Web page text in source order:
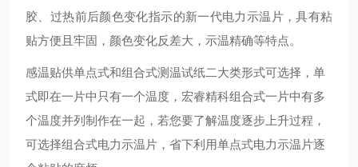
胶、过热前后颜色变化指示的新一代电力示温片，具有粘
贴方便且牢固，颜色变化反差大，示温精确等特点。
感温贴供单点式和组合式测温试纸二大类形式可选择，单
式即在一片中只有一个温度，宏睿精科组合式一片中有多
个温度并列制作在一起，若您要了解温度逐步上升过程，
可选择组合式电力示温片，省下利用单点式电力示温片逐